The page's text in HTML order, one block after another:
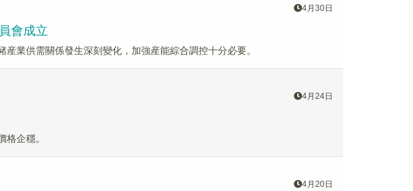
4月30日
會成立
業供需關係發生深刻變化，加強産能綜合調控十分必要。
4月24日
企穩。
4月20日